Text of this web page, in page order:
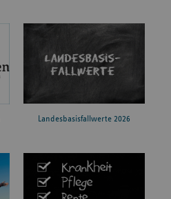
Landesbasisfallwerte 2026